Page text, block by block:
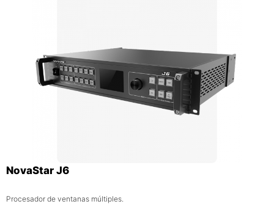
NovaStar J6
Procesador de ventanas múltiples.